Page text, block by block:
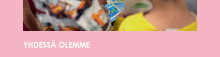
YHDESSÄ OLEMME